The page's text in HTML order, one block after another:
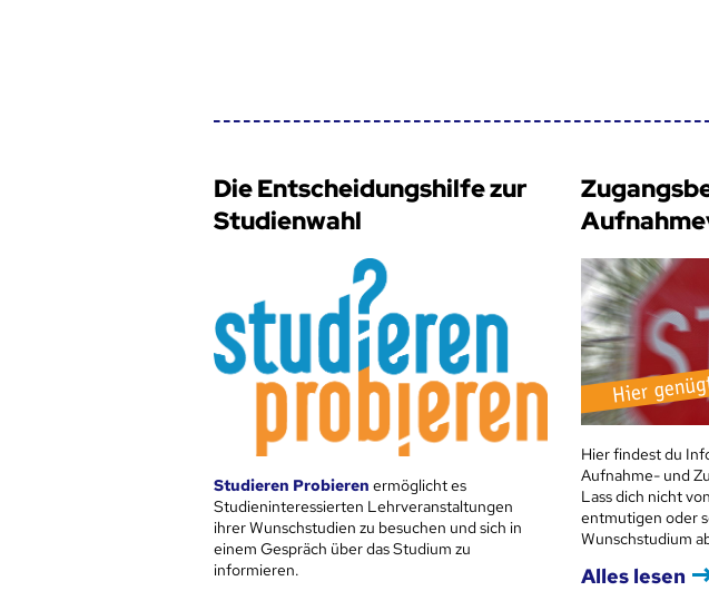
Die Entscheidungshilfe zur
Studienwahl
Studieren Probieren ermöglicht es
Studieninteressierten Lehrveranstaltungen
ihrer Wunschstudien zu besuchen und sich in
einem Gespräch über das Studium zu
informieren.
Hier findest du
Aufnahme- und
Lass dich nicht
entmutigen oder
Wunschstudium
Alles lesen